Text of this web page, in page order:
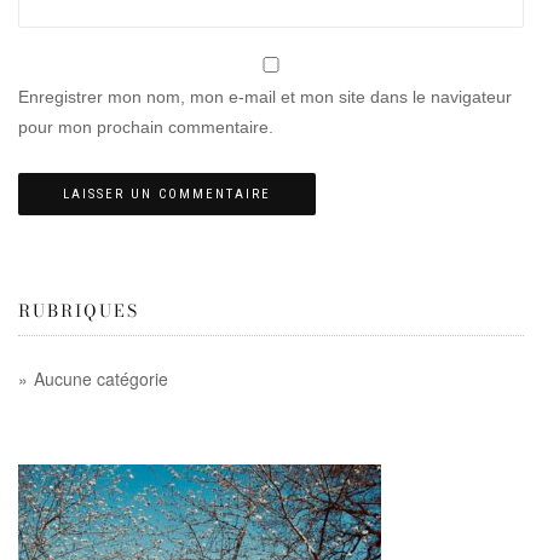
Enregistrer mon nom, mon e-mail et mon site dans le navigateur
pour mon prochain commentaire.
RUBRIQUES
Aucune catégorie